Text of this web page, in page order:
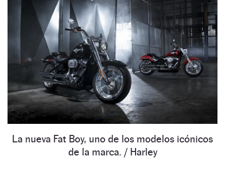
La nueva Fat Boy, uno de los modelos icónicos
de la marca. / Harley